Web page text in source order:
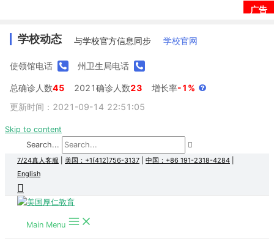
广告
学校动态 与学校官方信息同步 学校官网
使领馆电话 州卫生局电话
总确诊人数45 2021确诊人数23 增长率-1%
更新时间：2021-09-14 22:51:05